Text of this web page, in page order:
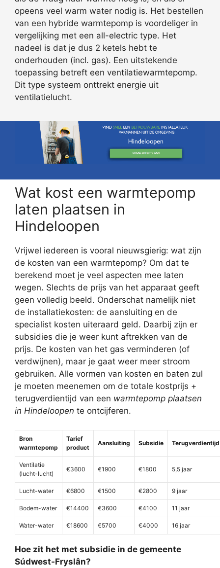
opeens veel warm water nodig is. Het bestellen
van een hybride warmtepomp is voordeliger in
vergelijking met een all-electric type. Het
nadeel is dat je dus 2 ketels hebt te
onderhouden (incl. gas). Een uitstekende
toepassing betreft een ventilatiewarmtepomp.
Dit type systeem onttrekt energie uit
ventilatielucht.
Wat kost een warmtepomp
laten plaatsen in
Hindeloopen
Vrijwel iedereen is vooral nieuwsgierig: wat zijn
de kosten van een warmtepomp? Om dat te
berekend moet je veel aspecten mee laten
wegen. Slechts de prijs van het apparaat geeft
geen volledig beeld. Onderschat namelijk niet
de installatiekosten: de aansluiting en de
specialist kosten uiteraard geld. Daarbij zijn er
subsidies die je weer kunt aftrekken van de
prijs. De kosten van het gas verminderen (of
verdwijnen), maar je gaat weer meer stroom
gebruiken. Alle vormen van kosten en baten zul
je moeten meenemen om de totale kostprijs +
terugverdientijd van een warmtepomp plaatsen
in Hindeloopen te ontcijferen.
Bron
warmtepomp
Tarief
product
Aansluiting Subsidie Terugverdientijd
Ventilatie
(lucht-lucht)
€3600 €1900 €1800 5,5 jaar
Lucht-water €6800 €1500 €2800 9 jaar
Bodem-water €14400 €3600 €4100 11 jaar
Water-water €18600 €5700 €4000 16 jaar
Hoe zit het met subsidie in de gemeente
Súdwest-Fryslân?